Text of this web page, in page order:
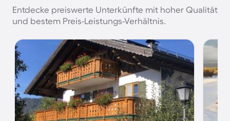
Entdecke preiswerte Unterkünfte mit hoher Qualität
und bestem Preis-Leistungs-Verhältnis.